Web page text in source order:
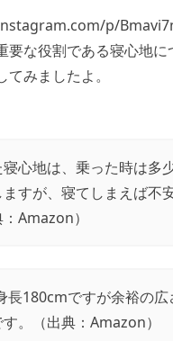
p/
要な役割である寝心地に
みましたよ。
心地は、乗った時は多
すが、寝てしまえば不
Amazon）
長180cmですが余裕の広
。（出典： Amazon）